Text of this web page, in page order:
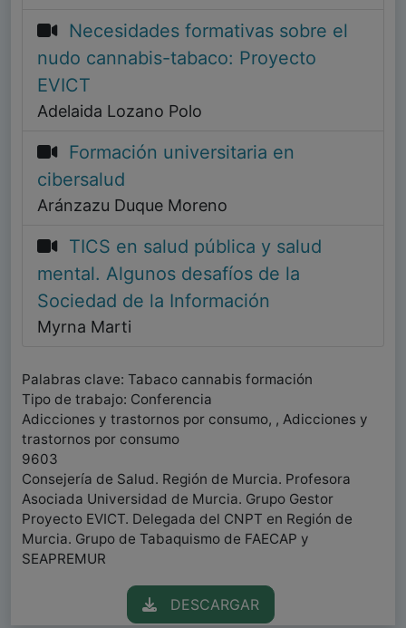
Necesidades formativas sobre el
nudo cannabis-tabaco: Proyecto
EVICT
Adelaida Lozano Polo
Formación universitaria en
cibersalud
Aránzazu Duque Moreno
TICS en salud pública y salud
mental. Algunos desafíos de la
Sociedad de la Información
Myrna Marti
Palabras clave: Tabaco cannabis formación
Tipo de trabajo: Conferencia
Adicciones y trastornos por consumo, , Adicciones y
trastornos por consumo
9603
Consejería de Salud. Región de Murcia. Profesora
Asociada Universidad de Murcia. Grupo Gestor
Proyecto EVICT. Delegada del CNPT en Región de
Murcia. Grupo de Tabaquismo de FAECAP y
SEAPREMUR
DESCARGAR